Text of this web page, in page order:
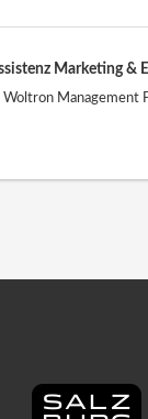
Marketing &
Woltron Management